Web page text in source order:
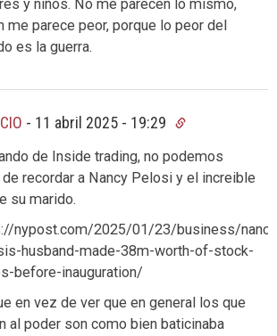
y niños. No me parecen lo mismo,
me parece peor, porque lo peor del
es la guerra.
- 11 abril 2025 - 19:29
de Inside trading, no podemos
de recordar a Nancy Pelosi y el increible
su marido.
nypost.com/2025/01/23/business/
husband-made-38m-worth-of-stock-
before-inauguration/
en vez de ver que en general los que
al poder son como bien baticinaba